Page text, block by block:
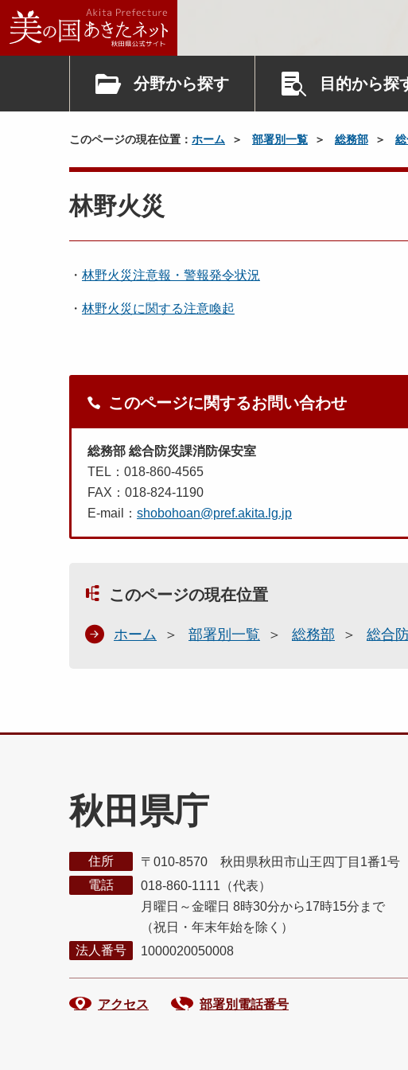
分野から探す 目的から探
このページの現在位置： ホーム 部署別一覧 総務部
林野火災
・ 林野火災注意報・警報発令状況
・ 林野火災に関する注意喚起
このページに関するお問い合わせ
総務部 総合防災課消防保安室
TEL：018-860-4565
FAX：018-824-1190
E-mail： shobohoan@pref.akita.lg.jp
このページの現在位置
ホーム 部署別一覧 総務部 総合
秋田県庁
住所
〒010-8570 秋田県秋田市山王四丁目1番1号
電話
018-860-1111（代表）
月曜日～金曜日 8時30分から17時15分まで
（祝日・年末年始を除く）
法人番号
1000020050008
アクセス 部署別電話番号